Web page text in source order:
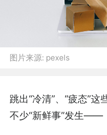
图片来源: pexels
跳出“冷清”、“疲态”
不少“新鲜事”发生——